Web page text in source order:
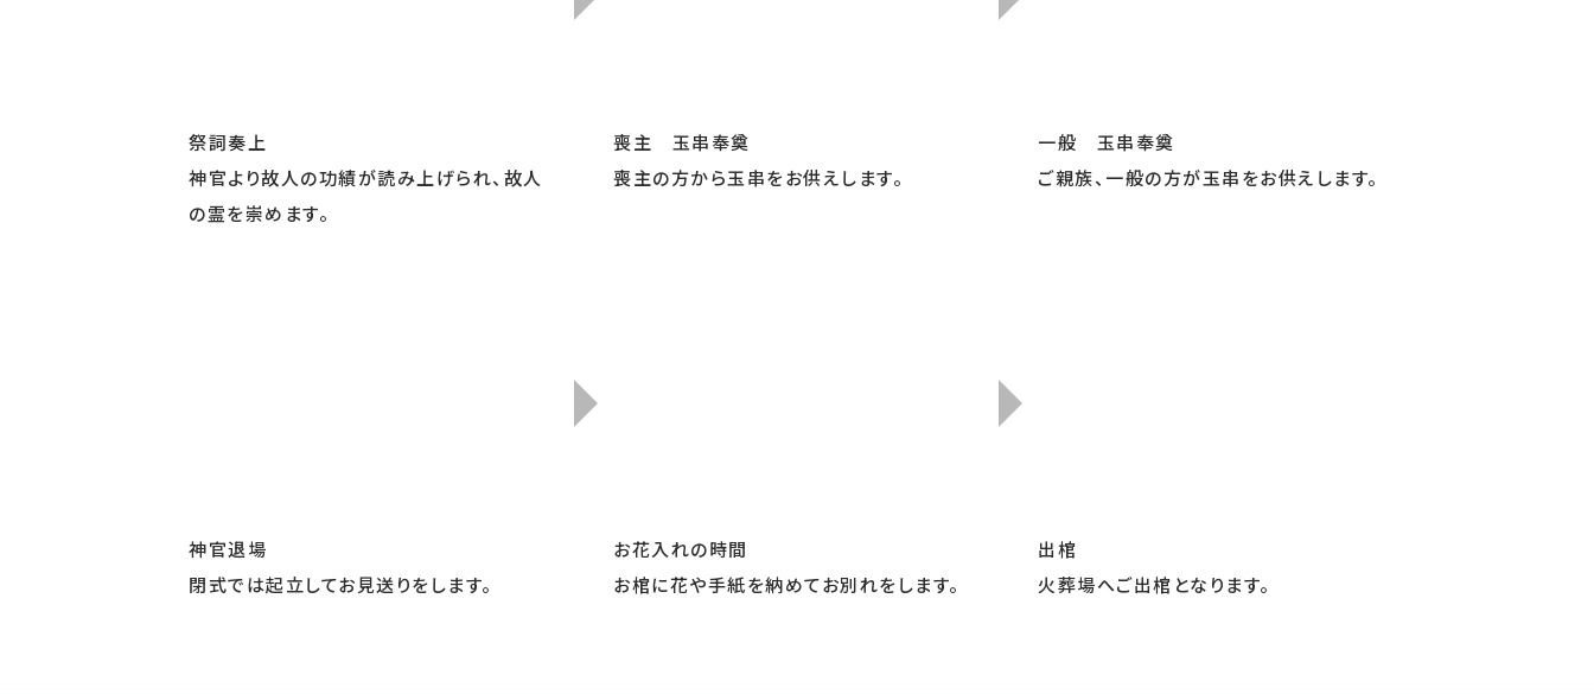
祭詞奏上
神官より故人の功績が読み上げられ、故人
の霊を崇めます。
喪主 玉串奉奠
喪主の方から玉串をお供えします。
一般 玉串奉奠
ご親族、一般の方が玉串をお供えします。
神官退場
閉式では起立してお見送りをします。
お花入れの時間
お棺に花や手紙を納めてお別れをします。
出棺
火葬場へご出棺となります。